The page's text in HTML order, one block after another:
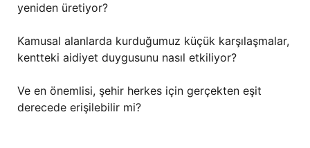
yeniden üretiyor?
Kamusal alanlarda kurduğumuz küçük karşılaşmalar,
kentteki aidiyet duygusunu nasıl etkiliyor?
Ve en önemlisi, şehir herkes için gerçekten eşit
derecede erişilebilir mi?